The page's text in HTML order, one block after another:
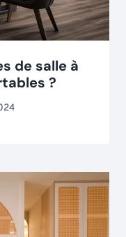
de salle à
?